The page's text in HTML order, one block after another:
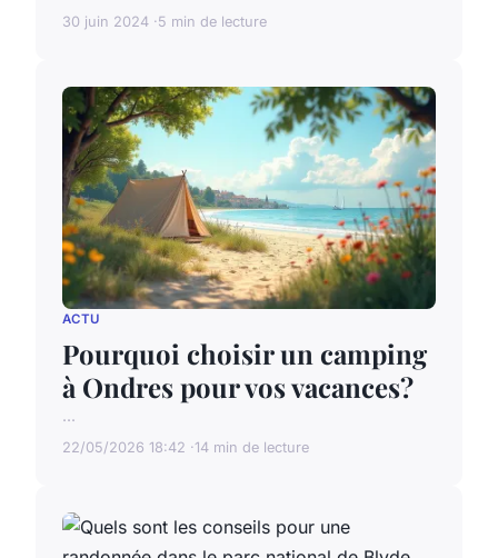
30 juin 2024 5 min de lecture
ACTU
Pourquoi choisir un camping
à Ondres pour vos vacances?
...
22/05/2026 18:42 14 min de lecture